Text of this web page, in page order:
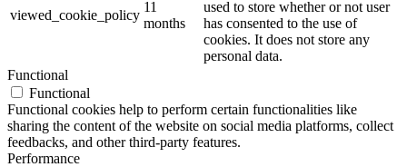
viewed_cookie_policy
11
months
used to store whether or not user
has consented to the use of
cookies. It does not store any
personal data.
Functional
Functional
Functional cookies help to perform certain functionalities like
sharing the content of the website on social media platforms, collect
feedbacks, and other third-party features.
Performance